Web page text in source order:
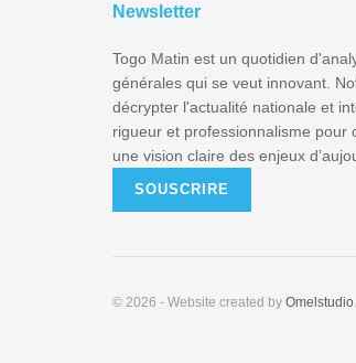
Newsletter
Togo Matin est un quotidien
générales qui se veut innovant.
décrypter l'actualité nationale et
rigueur et professionnalisme pour
une vision claire des enjeux
SOUSCRIRE
© 2026 - Website created by Omelstudio